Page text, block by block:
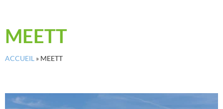
MEETT
ACCUEIL » MEETT